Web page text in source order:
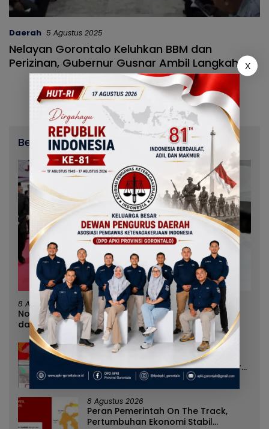
Daerah 5 Agustus 2025
Nelayan Gorontalo Keluhkan BBM dan
Perizinan, Gubernur Gusnar Ambil Langkah
Cepat
Berita Terbaru
8 Agustus 2026
Norman Joesoef Dinilai Cocok Perkuat Regenerasi
dan Inovasi Pertahanan Nasional
8 Agustus 2026
Nilai Tukar Petani Naik, Angka
Kemiskinan Turun, Program Gusnar-
Idah Jadi Penggerak Ekonomi Dan
Dinikmati Masyarakat
8 Agustus 2026
Peran Pemerintah On The Track,
Pertumbuhan Ekonomi Stabil
X